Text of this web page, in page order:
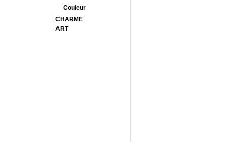
Couleur
CHARME
ART